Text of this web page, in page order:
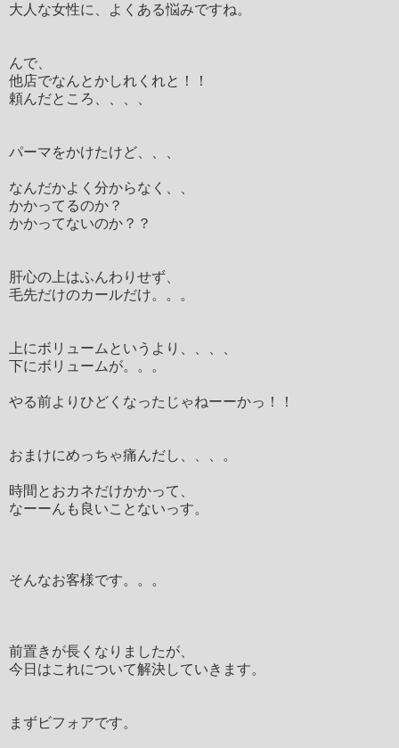
大人な女性に、よくある悩みですね。
んで、
他店でなんとかしれくれと！！
頼んだところ、、、、
パーマをかけたけど、、、
なんだかよく分からなく、、
かかってるのか？
かかってないのか？？
肝心の上はふんわりせず、
毛先だけのカールだけ。。。
上にボリュームというより、、、、
下にボリュームが。。。
やる前よりひどくなったじゃねーーかっ！！
おまけにめっちゃ痛んだし、、、。
時間とおカネだけかかって、
なーーんも良いことないっす。
そんなお客様です。。。
前置きが長くなりましたが、
今日はこれについて解決していきます。
まずビフォアです。